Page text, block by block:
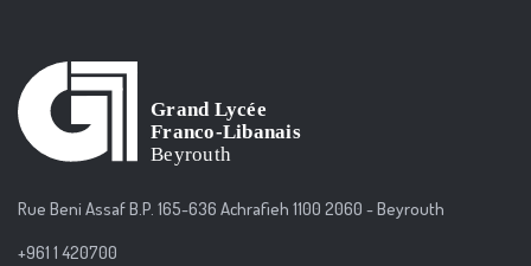
Rue Beni Assaf B.P. 165-636 Achrafieh 1100 2060 - Beyrouth
+961 1 420700